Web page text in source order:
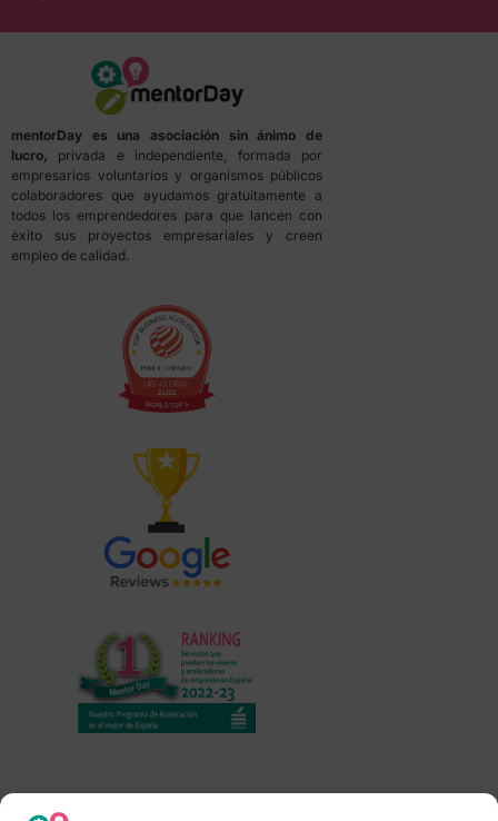
mentorDay es una asociación sin ánimo de
lucro, privada e independiente, formada por
empresarios voluntarios y organismos públicos
colaboradores que ayudamos gratuitamente a
todos los emprendedores para que lancen con
éxito sus proyectos empresariales y creen
empleo de calidad.